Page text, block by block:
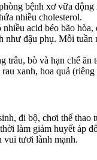
bệnh xơ vữa
nhiều cholesterol.
acid béo bão
như đậu phụ. Mỗi
trâu, bò và hạn chế ăn
xanh, hoa quả
đi bộ, chơi thể
làm giảm huyết áp
vui tươi lành mạnh.